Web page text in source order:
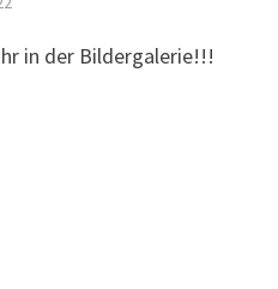
in der Bildergalerie!!!